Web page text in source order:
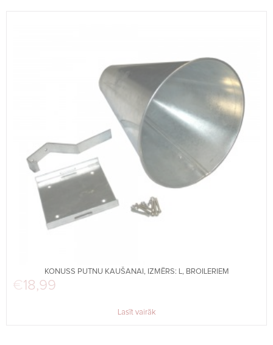
KONUSS PUTNU KAUŠANAI, IZMĒRS: L, BROILERIEM
€18,99
Lasīt vairāk